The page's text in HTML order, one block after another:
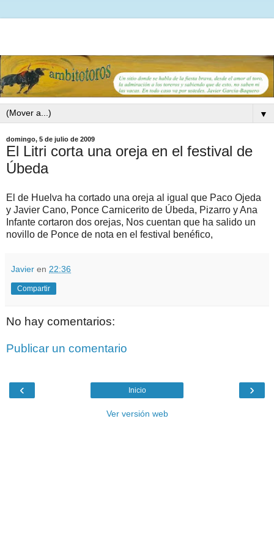
▼
domingo, 5 de julio de 2009
El Litri corta una oreja en el festival de
Úbeda
El de Huelva ha cortado una oreja al igual que Paco Ojeda
y Javier Cano, Ponce Carnicerito de Úbeda, Pizarro y Ana
Infante cortaron dos orejas, Nos cuentan que ha salido un
novillo de Ponce de nota en el festival benéfico,
Javier en 22:36
Compartir
No hay comentarios:
Publicar un comentario
‹ ›
Inicio
Ver versión web